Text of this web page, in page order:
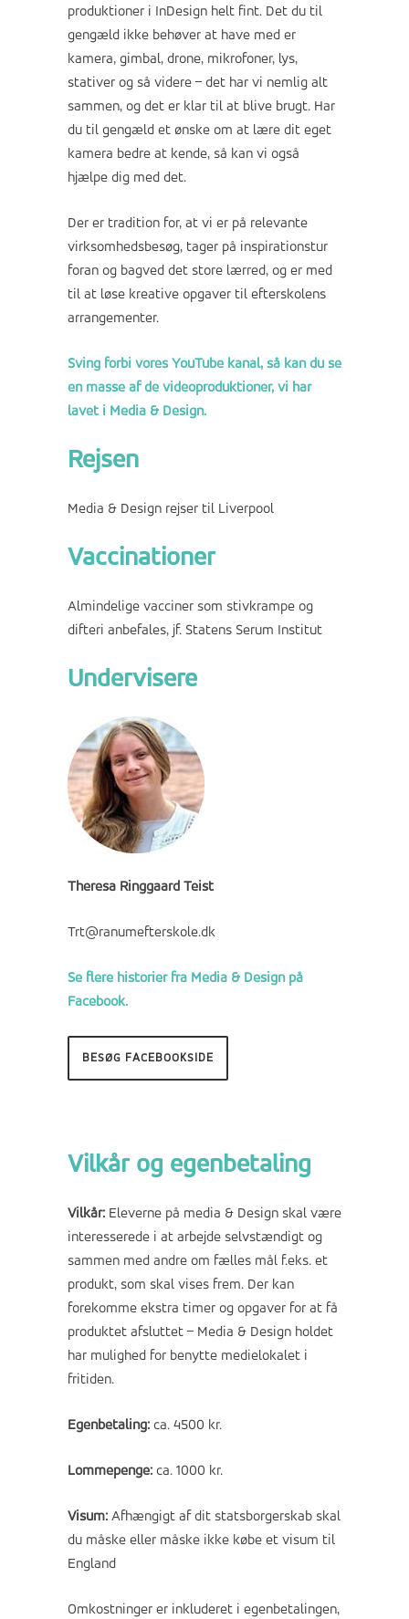
produktioner i InDesign helt fint. Det du til
gengæld ikke behøver at have med er
kamera, gimbal, drone, mikrofoner, lys,
stativer og så videre – det har vi nemlig alt
sammen, og det er klar til at blive brugt. Har
du til gengæld et ønske om at lære dit eget
kamera bedre at kende, så kan vi også
hjælpe dig med det.
Der er tradition for, at vi er på relevante
virksomhedsbesøg, tager på inspirationstur
foran og bagved det store lærred, og er med
til at løse kreative opgaver til efterskolens
arrangementer.
Sving forbi vores YouTube kanal, så kan du se
en masse af de videoproduktioner, vi har
lavet i Media & Design.
Rejsen
Media & Design rejser til Liverpool
Vaccinationer
Almindelige vacciner som stivkrampe og
difteri anbefales, jf. Statens Serum Institut
Undervisere
Theresa Ringgaard Teist
Trt@ranumefterskole.dk
Se flere historier fra Media & Design på
Facebook.
BESØG FACEBOOKSIDE
Vilkår og egenbetaling
Vilkår: Eleverne på media & Design skal være
interesserede i at arbejde selvstændigt og
sammen med andre om fælles mål f.eks. et
produkt, som skal vises frem. Der kan
forekomme ekstra timer og opgaver for at få
produktet afsluttet – Media & Design holdet
har mulighed for benytte medielokalet i
fritiden.
Egenbetaling: ca. 4500 kr.
Lommepenge: ca. 1000 kr.
Visum: Afhængigt af dit statsborgerskab skal
du måske eller måske ikke købe et visum til
England
Omkostninger er inkluderet i egenbetalingen,